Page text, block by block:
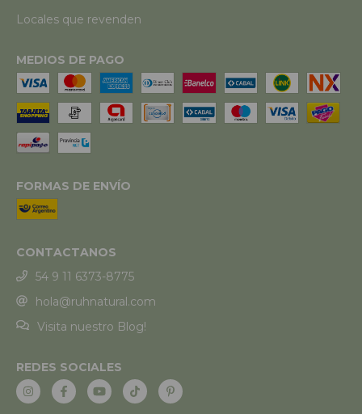
Locales que revenden
MEDIOS DE PAGO
FORMAS DE ENVÍO
CONTACTANOS
54 9 11 6373-8775
hola@ruhnatural.com
Visita nuestro Blog!
REDES SOCIALES